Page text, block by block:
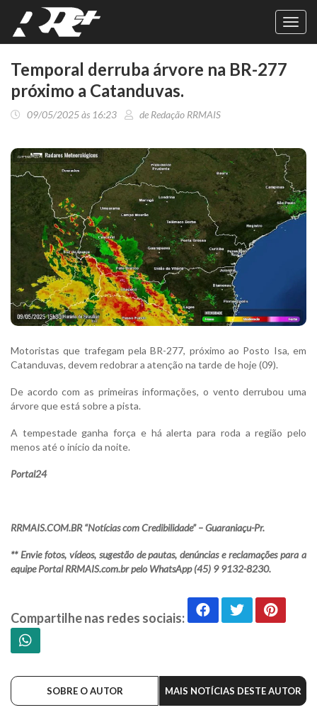
Temporal derruba árvore na BR-277
próximo a Catanduvas.
09/05/2025 às 16:23 de Redação RRMAIS
Motoristas que trafegam pela BR-277, próximo ao Posto Isa, em
Catanduvas, devem redobrar a atenção na tarde de hoje (09).
De acordo com as primeiras informações, o vento derrubou uma
árvore que está sobre a pista.
A tempestade ganha força e há alerta para roda a região pelo
menos até o início da noite.
Portal24
RRMAIS.COM.BR “Notícias com Credibilidade” – Guaraniaçu-Pr.
** Envie fotos, vídeos, sugestão de pautas, denúncias e reclamações para a
equipe Portal RRMAIS.com.br pelo WhatsApp (45) 9 9132-8230.
Compartilhe nas redes sociais:
SOBRE O AUTOR MAIS NOTÍCIAS DESTE AUTOR